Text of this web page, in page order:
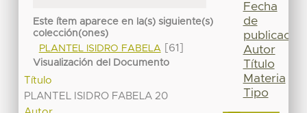
Este ítem aparece en la(s) siguiente(s)
colección(ones)
PLANTEL ISIDRO FABELA
[61]
Visualización del Documento
Título
PLANTEL ISIDRO FABELA 20
Fecha
de
publicación
Autor
Título
Materia
Tipo